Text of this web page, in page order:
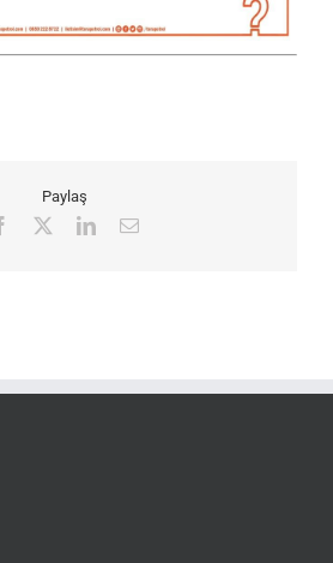
Paylaş
Facebook LinkedInEmail